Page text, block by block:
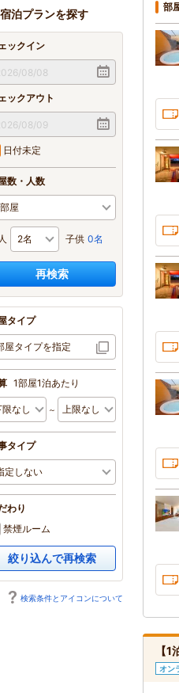
宿泊プランを探す
ックイン
ックアウト
日付未定
数・人数
子供 0名
再検索
タイプ
屋タイプを指定
1部屋1泊あたり
～
タイプ
わり
禁煙ルーム
絞り込んで再検索
検索条件とアイコンについて
部
【
オン